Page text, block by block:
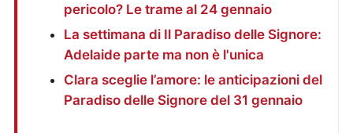
pericolo? Le trame al 24 gennaio
La settimana di Il Paradiso delle Signore:
Adelaide parte ma non è l'unica
Clara sceglie l’amore: le anticipazioni del
Paradiso delle Signore del 31 gennaio